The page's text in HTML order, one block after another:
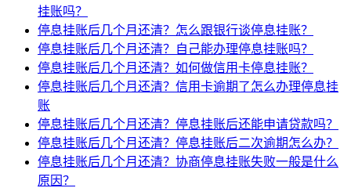
挂账吗？
停息挂账后几个月还清？怎么跟银行谈停息挂账？
停息挂账后几个月还清？自己能办理停息挂账吗？
停息挂账后几个月还清？如何做信用卡停息挂账？
停息挂账后几个月还清？信用卡逾期了怎么办理停息挂
账
停息挂账后几个月还清？停息挂账后还能申请贷款吗？
停息挂账后几个月还清？停息挂账后二次逾期怎么办？
停息挂账后几个月还清？协商停息挂账失败一般是什么
原因？